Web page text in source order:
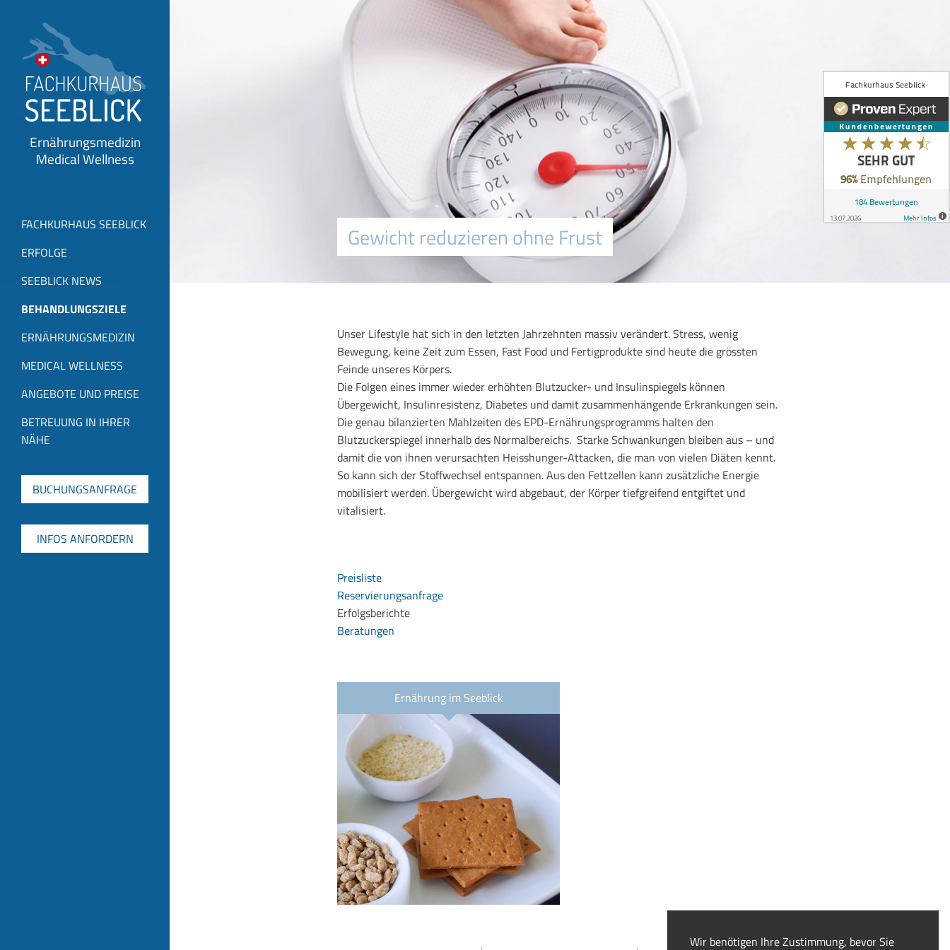
Wir benötigen Ihre Zustimmung, bevor Sie
Ernährungsmedizin
Medical Wellness
FACHKURHAUS SEEBLICK
ERFOLGE
SEEBLICK NEWS
BEHANDLUNGSZIELE
ERNÄHRUNGSMEDIZIN
MEDICAL WELLNESS
ANGEBOTE UND PREISE
BETREUUNG IN IHRER
NÄHE
BUCHUNGSANFRAGE
INFOS ANFORDERN
Gewicht reduzieren ohne Frust
Unser Lifestyle hat sich in den letzten Jahrzehnten massiv verändert. Stress, wenig
Bewegung, keine Zeit zum Essen, Fast Food und Fertigprodukte sind heute die grössten
Feinde unseres Körpers.
Die Folgen eines immer wieder erhöhten Blutzucker- und Insulinspiegels können
Übergewicht, Insulinresistenz, Diabetes und damit zusammenhängende Erkrankungen sein.
Die genau bilanzierten Mahlzeiten des EPD-Ernährungsprogramms halten den
Blutzuckerspiegel innerhalb des Normalbereichs. Starke Schwankungen bleiben aus – und
damit die von ihnen verursachten Heisshunger-Attacken, die man von vielen Diäten kennt.
So kann sich der Stoffwechsel entspannen. Aus den Fettzellen kann zusätzliche Energie
mobilisiert werden. Übergewicht wird abgebaut, der Körper tiefgreifend entgiftet und
vitalisiert.
Preisliste
Reservierungsanfrage
Erfolgsberichte
Beratungen
Ernährung im Seeblick
Ernährung im Seeblick
Stoffwechsel-Therapie statt Diät: Bei uns